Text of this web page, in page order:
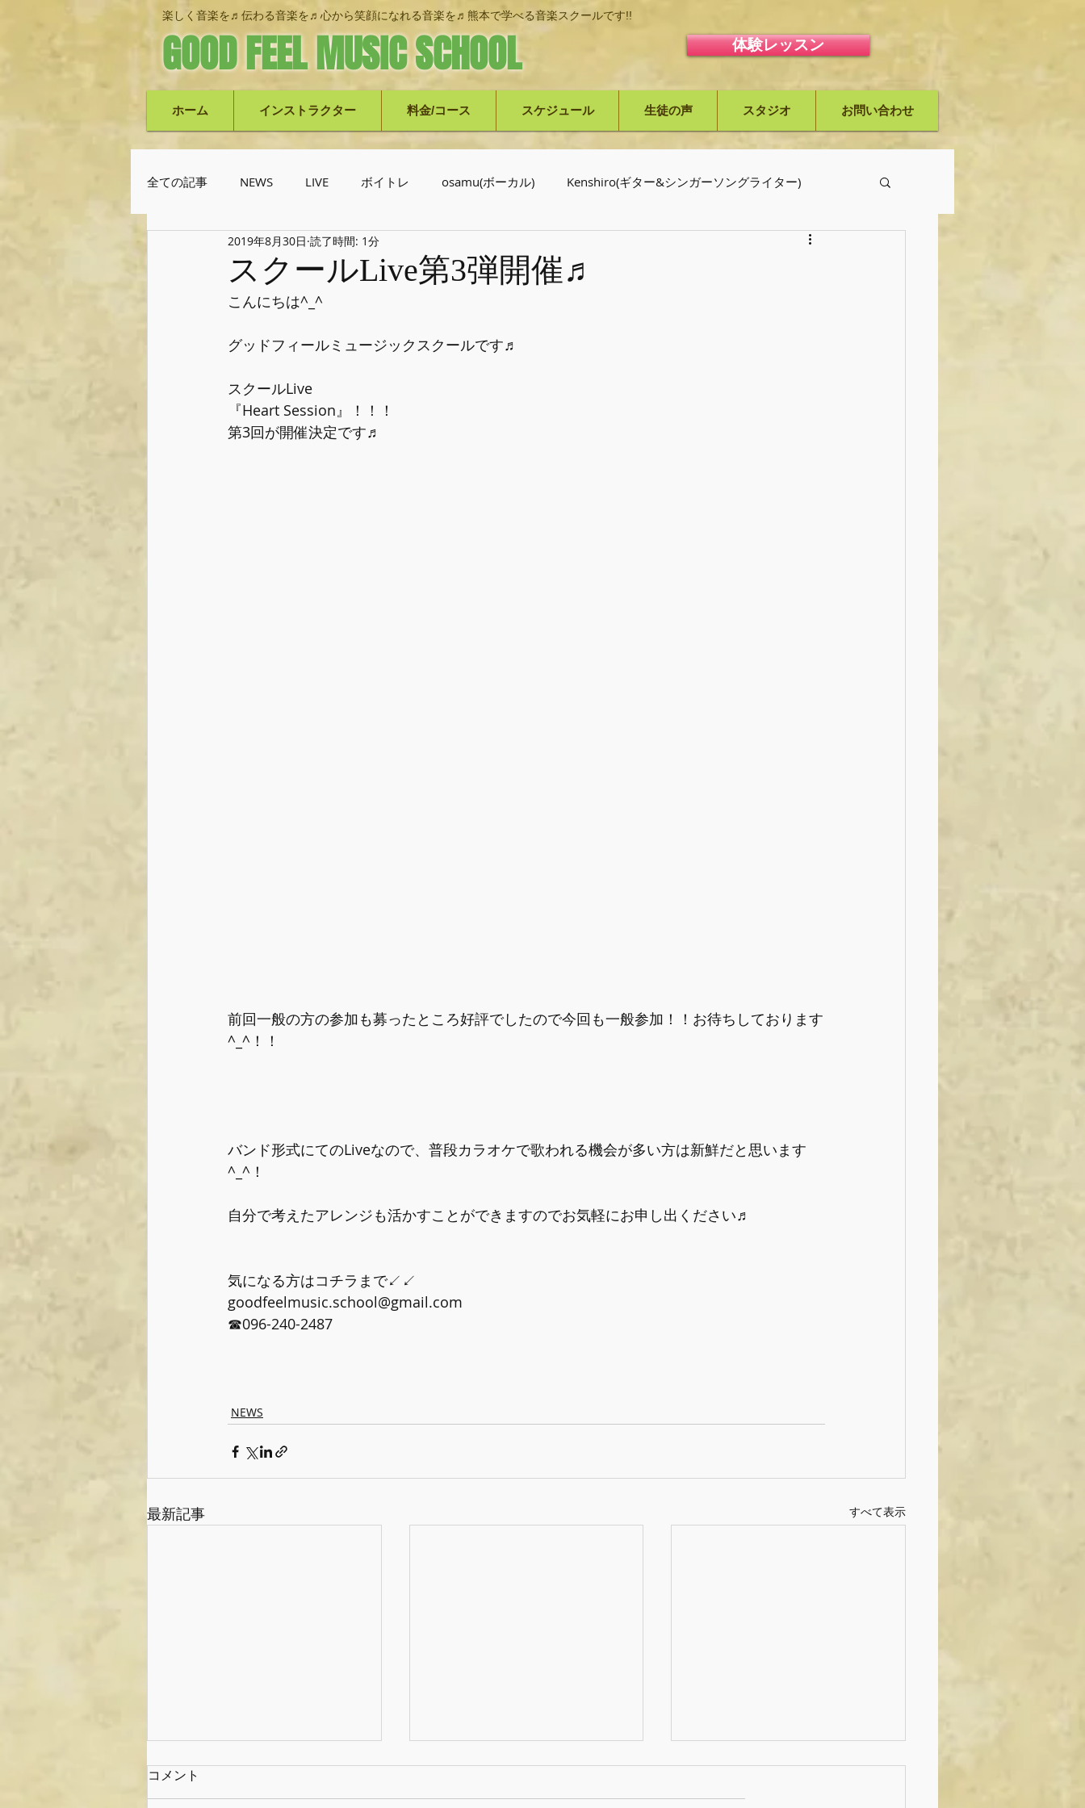
楽しく音楽を♬伝わる音楽を♬心から笑顔になれる音楽を♬熊本で学べる音楽スクールです!!
GOOD FEEL MUSIC SCHOOL 体験レッスン
ホーム インストラクター 料金/コース スケジュール 生徒の声 スタジオ お問い合わせ
全ての記事 NEWS LIVE ボイトレ osamu(ボーカル) Kenshiro(ギター&シンガーソングライター)
池上栄次郎(ベース) 機材紹介
スクールLive第3弾開催♬
2019年8月30日 読了時間: 1分
こんにちは^_^﻿
グッドフィールミュージックスクールです♬﻿
スクールLive﻿
『Heart Session』！！！﻿
第3回が開催決定です♬﻿
前回一般の方の参加も募ったところ好評でしたので今回も一般参加！！お待ちしております
^_^！！
バンド形式にてのLiveなので、普段カラオケで歌われる機会が多い方は新鮮だと思います
^_^！﻿
自分で考えたアレンジも活かすことができますのでお気軽にお申し出ください♬﻿
気になる方はコチラまで↙︎↙︎﻿
goodfeelmusic.school@gmail.com﻿
☎︎096-240-2487﻿
NEWS
最新記事 すべて表示
コメント